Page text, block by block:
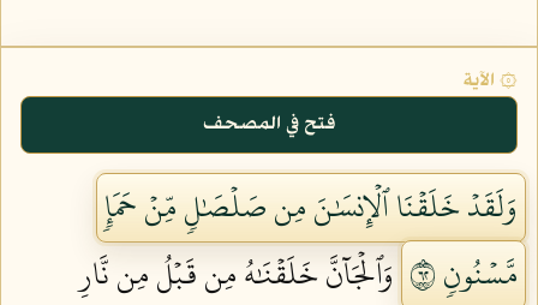
۞ الآية
فتح في المصحف
وَلَقَدۡ خَلَقۡنَا ٱلۡإِنسَٰنَ مِن صَلۡصَٰلٖ مِّنۡ حَمَإٖ
مَّسۡنُونٖ ٢٦
وَٱلۡجَآنَّ خَلَقۡنَٰهُ مِن قَبۡلُ مِن نَّارِ